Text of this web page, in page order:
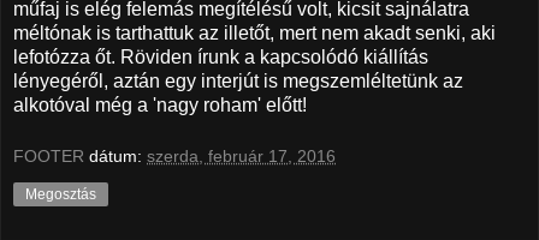
műfaj is elég felemás megítélésű volt, kicsit sajnálatra
méltónak is tarthattuk az illetőt, mert nem akadt senki, aki
lefotózza őt. Röviden írunk a kapcsolódó kiállítás
lényegéről, aztán egy interjút is megszemléltetünk az
alkotóval még a 'nagy roham' előtt!
FOOTER dátum: szerda, február 17, 2016
Megosztás